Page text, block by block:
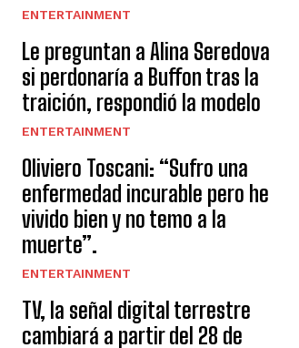
ENTERTAINMENT
Le preguntan a Alina Seredova
si perdonaría a Buffon tras la
traición, respondió la modelo
ENTERTAINMENT
Oliviero Toscani: “Sufro una
enfermedad incurable pero he
vivido bien y no temo a la
muerte”.
ENTERTAINMENT
TV, la señal digital terrestre
cambiará a partir del 28 de